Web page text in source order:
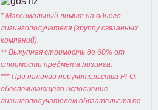
* Максимальный лимит на одного
лизингополучателя (группу связанных
компаний).
** Выкупная стоимость до 60% от
стоимости предмета лизинга.
*** При наличии поручительства РГО,
обеспечивающего исполнение
лизингополучателем обязательств по